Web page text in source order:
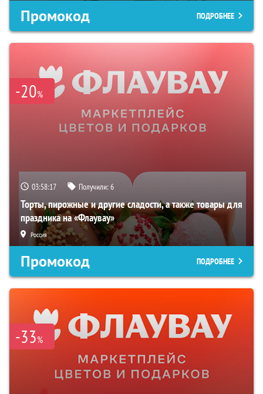
Промокод ПОДРОБНЕЕ
-20%
03:58:16 Получили:6
Торты, пирожные и другие сладости, а также товары для
праздника на «Флаувау»
Россия
Промокод ПОДРОБНЕЕ
-33%